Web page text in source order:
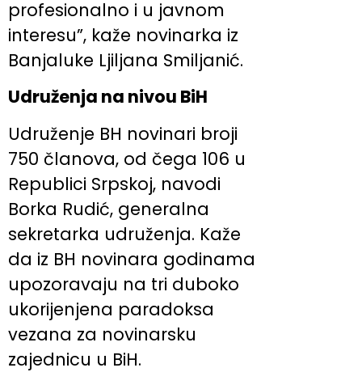
profesionalno i u javnom
interesu”, kaže novinarka iz
Banjaluke Ljiljana Smiljanić.
Udruženja na nivou BiH
Udruženje BH novinari broji
750 članova, od čega 106 u
Republici Srpskoj, navodi
Borka Rudić, generalna
sekretarka udruženja. Kaže
da iz BH novinara godinama
upozoravaju na tri duboko
ukorijenjena paradoksa
vezana za novinarsku
zajednicu u BiH.